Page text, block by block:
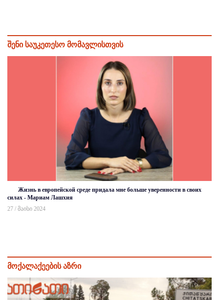
შენი საუკეთესო მომავლისთვის
Жизнь в европейской среде придала мне больше уверенности в своих
силах - Мариам Лашхия
27 / მაისი 2024
მოქალაქეების აზრი